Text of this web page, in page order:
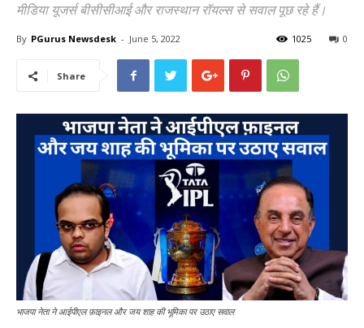
मीडिया यूजर्स बीसीसीआई और राजस्थान रॉयल्स से सवाल पूछ रहे हैं।
By PGurus Newsdesk - June 5, 2022 0
1025
Share
भाजपा नेता ने आईपीएल फ़ाइनल और जय शाह की भूमिका पर उठाए सवाल